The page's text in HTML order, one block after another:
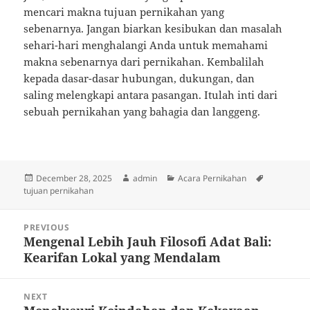
mencari makna tujuan pernikahan yang
sebenarnya. Jangan biarkan kesibukan dan masalah
sehari-hari menghalangi Anda untuk memahami
makna sebenarnya dari pernikahan. Kembalilah
kepada dasar-dasar hubungan, dukungan, dan
saling melengkapi antara pasangan. Itulah inti dari
sebuah pernikahan yang bahagia dan langgeng.
Posted
on
December 28, 2025 Author
admin Categories
Acara Pernikahan
tujuan pernikahan
navigation
PREVIOUS
Previous
post:
Mengenal Lebih Jauh Filosofi Adat Bali:
Kearifan Lokal yang Mendalam
NEXT